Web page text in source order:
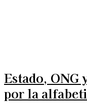
Estado, ONG
por la